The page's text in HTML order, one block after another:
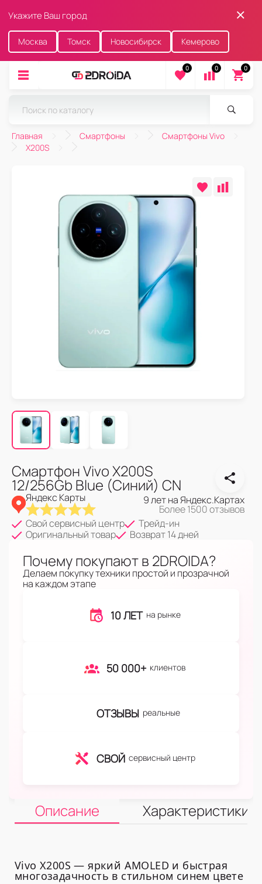
Укажите Ваш город
Москва Томск Новосибирск Кемерово
0 0 0
Главная Смартфоны
Смартфоны Vivo
X200S
Смартфон Vivo X200S
12/256Gb Blue (Синий) CN
Яндекс Карты 9 лет на Яндекс.Картах
Более 1500 отзывов
Свой сервисный центр
Трейд-ин
Оригинальный товар
Возврат 14 дней
Почему покупают в 2DROIDA?
Делаем покупку техники простой и прозрачной
на каждом этапе
10 ЛЕТ на рынке
50 000+ клиентов
ОТЗЫВЫ реальные
СВОЙ сервисный центр
Описание Характеристики
Vivo X200S — яркий AMOLED и быстрая
многозадачность в стильном синем цвете